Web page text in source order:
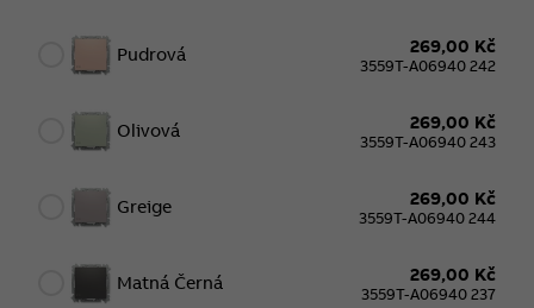
Pudrová 269,00 Kč
3559T-A06940 242
Olivová 269,00 Kč
3559T-A06940 243
Greige 269,00 Kč
3559T-A06940 244
Matná Černá 269,00 Kč
3559T-A06940 237